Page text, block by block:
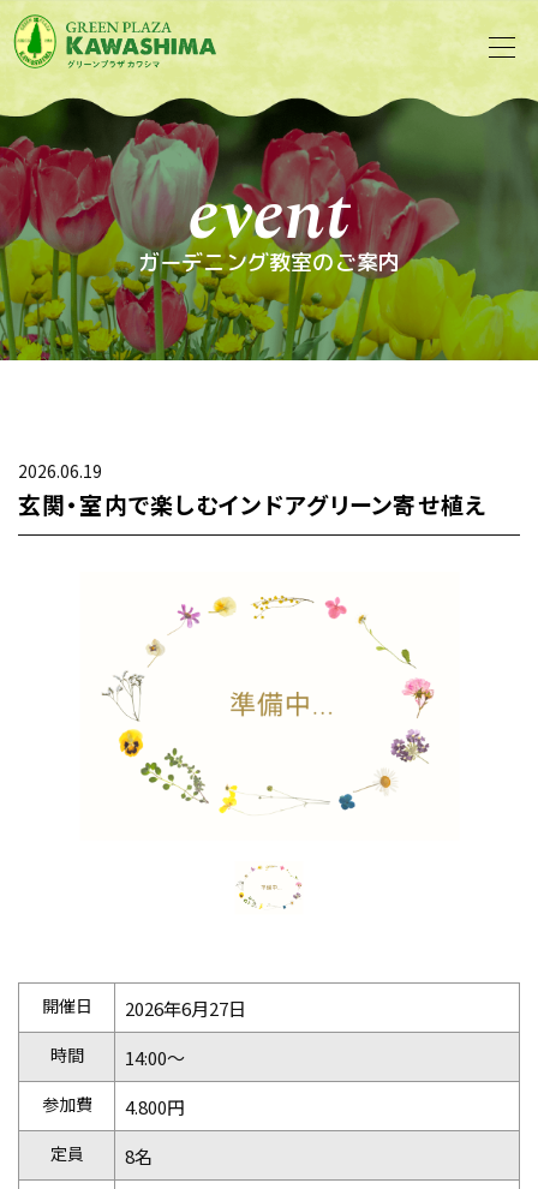
event
ガーデニング教室のご案内
2026.06.19
玄関・室内で楽しむインドアグリーン寄せ植え
開催日 2026年6月27日
時間 14:00〜
参加費 4.800円
定員 8名